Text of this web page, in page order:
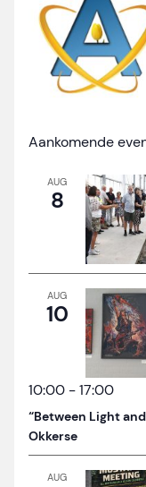
Aankomende
AUG
8
AUG
10
10:00 -17:00
“Between Light
Okkerse
AUG